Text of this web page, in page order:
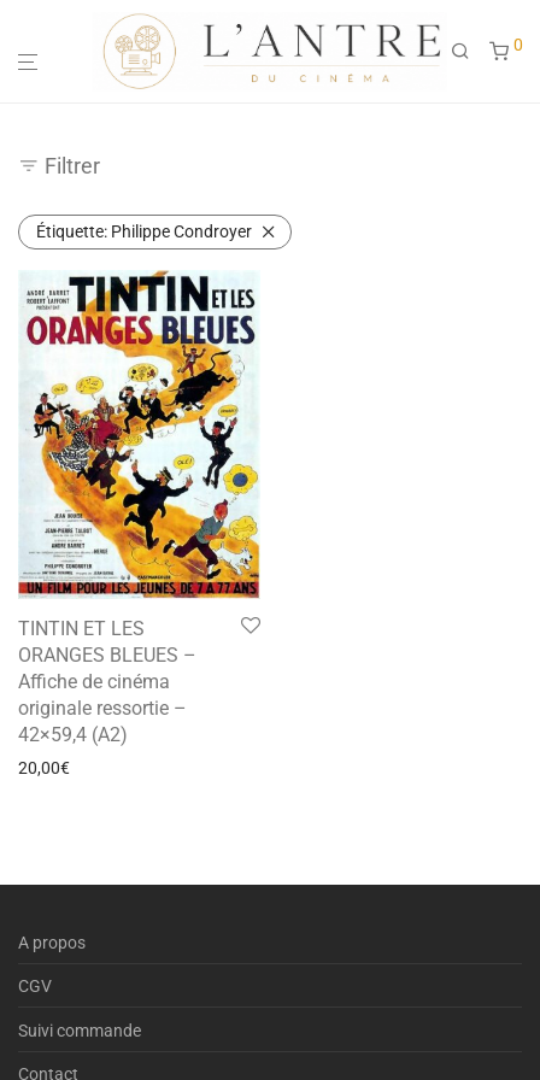
0
Filtrer
Étiquette: Philippe Condroyer
TINTIN ET LES
ORANGES BLEUES –
Affiche de cinéma
originale ressortie –
42×59,4 (A2)
20,00€
A propos
CGV
Suivi commande
Contact